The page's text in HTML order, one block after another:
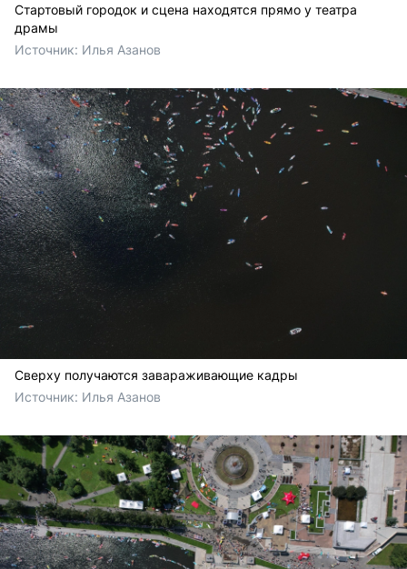
Стартовый городок и сцена находятся прямо у театра
драмы
Источник: Илья Азанов
Сверху получаются завараживающие кадры
Источник: Илья Азанов